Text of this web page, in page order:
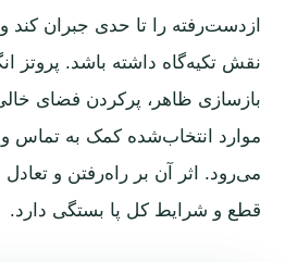
ازدست‌رفته را تا حدی جبران
نقش تکیه‌گاه داشته باشد. پروتز
بازسازی ظاهر، پرکردن فضای
موارد انتخاب‌شده کمک به تماس و
می‌رود. اثر آن بر راه‌رفتن و
قطع و شرایط کل پا بستگی دارد.